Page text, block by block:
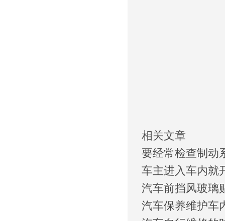
相关文章
要经常检查制动
车主进入车内就
汽车前挡风玻璃
汽车保养维护车